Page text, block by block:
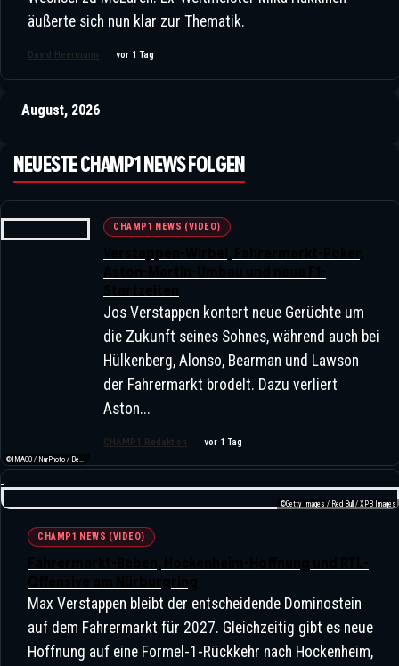
äußerte sich nun klar zur Thematik.
David Heermann vor 1 Tag
August, 2026
NEUESTE CHAMP1 NEWS FOLGEN
©IMAGO / NurPhoto / Beautiful Sports
CHAMP1 NEWS (VIDEO)
Jos Verstappen kontert neue Gerüchte um
die Zukunft seines Sohnes, während auch bei
Hülkenberg, Alonso, Bearman und Lawson
der Fahrermarkt brodelt. Dazu verliert
Aston...
CHAMP1 Redaktion vor 1 Tag
©Getty Images / Red Bull / XPB Images
CHAMP1 NEWS (VIDEO)
Max Verstappen bleibt der entscheidende Dominostein
auf dem Fahrermarkt für 2027. Gleichzeitig gibt es neue
Hoffnung auf eine Formel-1-Rückkehr nach Hockenheim,